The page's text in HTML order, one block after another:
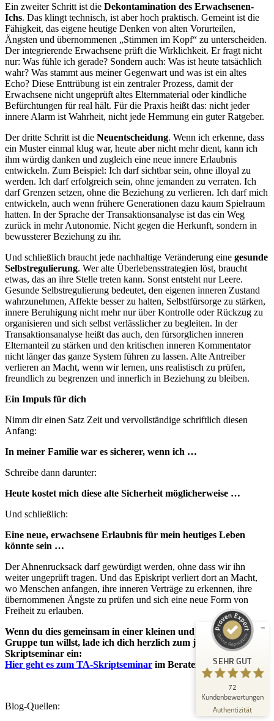
Ein zweiter Schritt ist die Dekontamination des Erwachsenen-
Ichs. Das klingt technisch, ist aber hoch praktisch. Gemeint ist die
Fähigkeit, das eigene heutige Denken von alten Vorurteilen,
Ängsten und übernommenen „Stimmen im Kopf“ zu unterscheiden.
Der integrierende Erwachsene prüft die Wirklichkeit. Er fragt nicht
nur: Was fühle ich gerade? Sondern auch: Was ist heute tatsächlich
wahr? Was stammt aus meiner Gegenwart und was ist ein altes
Echo? Diese Enttrübung ist ein zentraler Prozess, damit der
Erwachsene nicht ungeprüft altes Elternmaterial oder kindliche
Befürchtungen für real hält. Für die Praxis heißt das: nicht jeder
innere Alarm ist Wahrheit, nicht jede Hemmung ein guter Ratgeber.
Der dritte Schritt ist die Neuentscheidung. Wenn ich erkenne, dass
ein Muster einmal klug war, heute aber nicht mehr dient, kann ich
ihm würdig danken und zugleich eine neue innere Erlaubnis
entwickeln. Zum Beispiel: Ich darf sichtbar sein, ohne illoyal zu
werden. Ich darf erfolgreich sein, ohne jemanden zu verraten. Ich
darf Grenzen setzen, ohne die Beziehung zu verlieren. Ich darf mich
entwickeln, auch wenn frühere Generationen dazu kaum Spielraum
hatten. In der Sprache der Transaktionsanalyse ist das ein Weg
zurück in mehr Autonomie. Nicht gegen die Herkunft, sondern in
bewussterer Beziehung zu ihr.
Und schließlich braucht jede nachhaltige Veränderung eine gesunde
Selbstregulierung. Wer alte Überlebensstrategien löst, braucht
etwas, das an ihre Stelle treten kann. Sonst entsteht nur Leere.
Gesunde Selbstregulierung bedeutet, den eigenen inneren Zustand
wahrzunehmen, Affekte besser zu halten, Selbstfürsorge zu stärken,
innere Beruhigung nicht mehr nur über Kontrolle oder Rückzug zu
organisieren und sich selbst verlässlicher zu begleiten. In der
Transaktionsanalyse heißt das auch, den fürsorglichen inneren
Elternanteil zu stärken und den kritischen inneren Kommentator
nicht länger das ganze System führen zu lassen. Alte Antreiber
verlieren an Macht, wenn wir lernen, uns realistisch zu prüfen,
freundlich zu begrenzen und innerlich in Beziehung zu bleiben.
Ein Impuls für dich
Nimm dir einen Satz Zeit und vervollständige schriftlich diesen
Anfang:
In meiner Familie war es sicherer, wenn ich …
Schreibe dann darunter:
Heute kostet mich diese alte Sicherheit möglicherweise …
Und schließlich:
Eine neue, erwachsene Erlaubnis für mein heutiges Leben
könnte sein …
Der Ahnenrucksack darf gewürdigt werden, ohne dass wir ihn
weiter ungeprüft tragen. Und das Episkript verliert dort an Macht,
wo Menschen anfangen, ihre inneren Verträge zu erkennen, ihre
übernommenen Ängste zu prüfen und sich eine neue Form von
Freiheit zu erlauben.
Wenn du dies gemeinsam in einer kleinen und geschützten
Gruppe tun willst, lade ich dich herzlich zum jährlichen
Skriptseminar ein:
Hier geht es zum TA-Skriptseminar im Beraterwerk Hamburg.
Blog-Quellen:
SEHR GUT
72
Kundenbewertungen
Authentizität
98
%
Empfehlungen auf
ProvenExpert.com
SEHR GUT
57
Bewertungen auf
ProvenExpert.com
15
anderen Quelle
Blick aufs ProvenExpert-Profil werfen
15.06.2026